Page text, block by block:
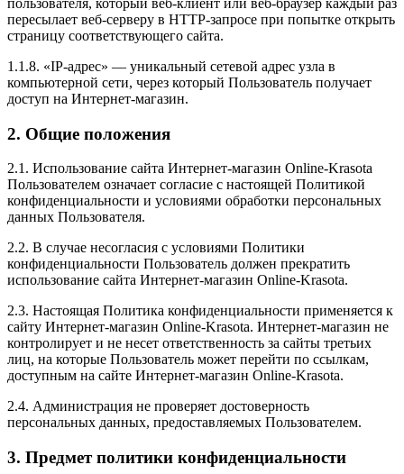
пользователя, который веб-клиент или веб-браузер каждый раз
пересылает веб-серверу в HTTP-запросе при попытке открыть
страницу соответствующего сайта.
1.1.8. «IP-адрес» — уникальный сетевой адрес узла в
компьютерной сети, через который Пользователь получает
доступ на Интернет-магазин.
2. Общие положения
2.1. Использование сайта Интернет-магазин Online-Krasota
Пользователем означает согласие с настоящей Политикой
конфиденциальности и условиями обработки персональных
данных Пользователя.
2.2. В случае несогласия с условиями Политики
конфиденциальности Пользователь должен прекратить
использование сайта Интернет-магазин Online-Krasota.
2.3. Настоящая Политика конфиденциальности применяется к
сайту Интернет-магазин Online-Krasota. Интернет-магазин не
контролирует и не несет ответственность за сайты третьих
лиц, на которые Пользователь может перейти по ссылкам,
доступным на сайте Интернет-магазин Online-Krasota.
2.4. Администрация не проверяет достоверность
персональных данных, предоставляемых Пользователем.
3. Предмет политики конфиденциальности